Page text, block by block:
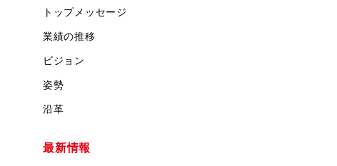
トップメッセージ
業績の推移
ビジョン
姿勢
沿革
最新情報